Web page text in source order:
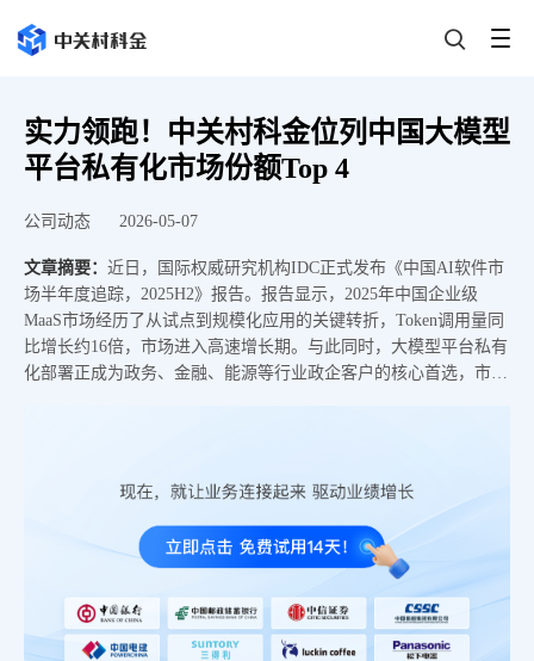
实力领跑！中关村科金位列中国大模型
平台私有化市场份额Top 4
公司动态 2026-05-07
文章摘要： 近日，国际权威研究机构IDC正式发布《中国AI软件市
场半年度追踪，2025H2》报告。报告显示，2025年中国企业级
MaaS市场经历了从试点到规模化应用的关键转折，Token调用量同
比增长约16倍，市场进入高速增长期。与此同时，大模型平台私有
化部署正成为政务、金融、能源等行业政企客户的核心首选，市场